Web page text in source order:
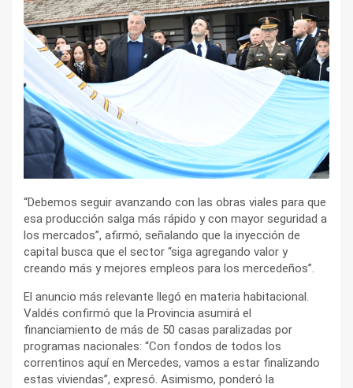
“Debemos seguir avanzando con las obras viales para que
esa producción salga más rápido y con mayor seguridad a
los mercados”, afirmó, señalando que la inyección de
capital busca que el sector “siga agregando valor y
creando más y mejores empleos para los mercedeños”.
El anuncio más relevante llegó en materia habitacional.
Valdés confirmó que la Provincia asumirá el
financiamiento de más de 50 casas paralizadas por
programas nacionales: “Con fondos de todos los
correntinos aquí en Mercedes, vamos a estar finalizando
estas viviendas”, expresó. Asimismo, ponderó la